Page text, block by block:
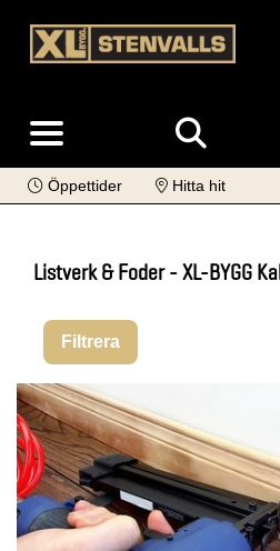
Öppettider Hitta hit
Listverk & Foder - XL-BYGG
Filtrera